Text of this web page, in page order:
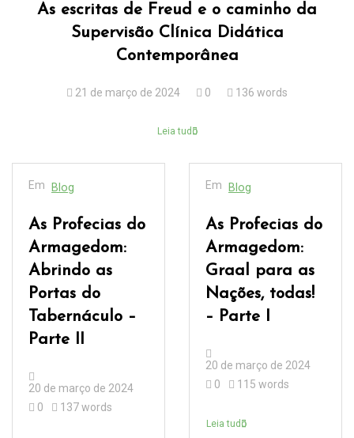
As escritas de Freud e o caminho da
Supervisão Clínica Didática
Contemporânea
21 de março de 2024 0 136 words
Leia tudo
Em Blog
As Profecias do
Armagedom:
Abrindo as
Portas do
Tabernáculo –
Parte II
20 de março de 2024
0
137 words
Em Blog
As Profecias do
Armagedom:
Graal para as
Nações, todas!
– Parte I
20 de março de 2024
0
115 words
Leia tudo